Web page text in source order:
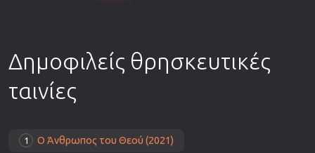
Δημοφιλείς θρησκευτικές
ταινίες
1 Ο Άνθρωπος του Θεού (2021)